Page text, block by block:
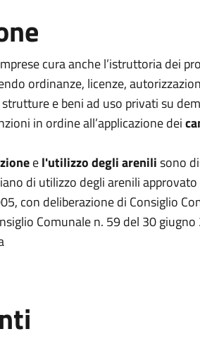
cura anche l’istruttoria dei
ordinanze, licenze,
e beni ad uso privati su
in ordine all’applicazione dei
el'utilizzo degli arenilisono
di utilizzo degli arenili
con deliberazione di Consiglio
Comunale n. 59 del 30